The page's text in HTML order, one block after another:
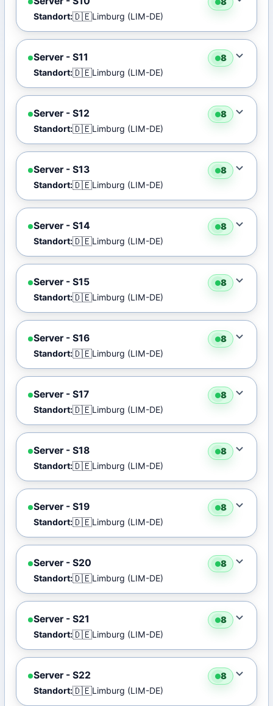
Standort:🇩🇪Limburg (LIM-DE)
Server - S11
Standort:🇩🇪Limburg (LIM-DE)
8
Server - S12
Standort:🇩🇪Limburg (LIM-DE)
8
Server - S13
Standort:🇩🇪Limburg (LIM-DE)
8
Server - S14
Standort:🇩🇪Limburg (LIM-DE)
8
Server - S15
Standort:🇩🇪Limburg (LIM-DE)
8
Server - S16
Standort:🇩🇪Limburg (LIM-DE)
8
Server - S17
Standort:🇩🇪Limburg (LIM-DE)
8
Server - S18
Standort:🇩🇪Limburg (LIM-DE)
8
Server - S19
Standort:🇩🇪Limburg (LIM-DE)
8
Server - S20
Standort:🇩🇪Limburg (LIM-DE)
8
Server - S21
Standort:🇩🇪Limburg (LIM-DE)
8
Server - S22
Standort:🇩🇪Limburg (LIM-DE)
8